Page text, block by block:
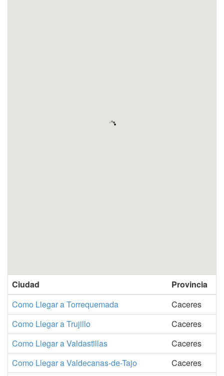
Ciudad
Provincia
Como Llegar a Torrequemada
Caceres
Como Llegar a Trujillo
Caceres
Como Llegar a Valdastillas
Caceres
Como Llegar a Valdecanas-de-Tajo
Caceres